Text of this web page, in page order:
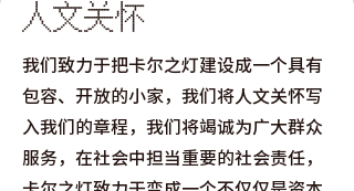
人文关怀
我们致力于把卡尔之灯建设成一个具有
包容、开放的小家，我们将人文关怀写
入我们的章程，我们将竭诚为广大群众
服务，在社会中担当重要的社会责任，